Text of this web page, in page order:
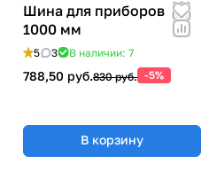
Шина для приборов
1000 мм
5 3 В наличии: 7
788,50 руб.830 руб. -5%
В корзину